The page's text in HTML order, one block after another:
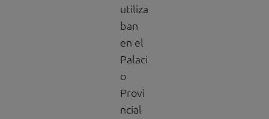
utiliza
ban
en el
Palaci
o
Provi
ncial